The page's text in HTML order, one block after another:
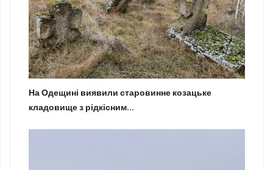
На Одещині виявили старовинне козацьке
кладовище з рідкісним...